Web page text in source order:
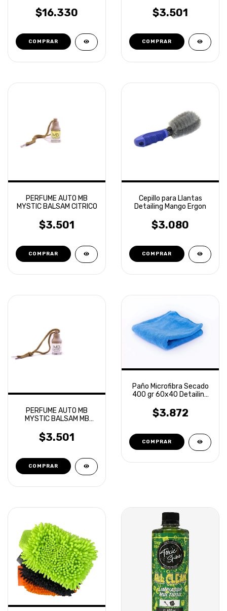
$16.330 $3.501
PERFUME AUTO MB
MYSTIC BALSAM CITRICO
$3.501
Cepillo para Llantas
Detailing Mango Ergon
$3.080
PERFUME AUTO MB
MYSTIC BALSAM MB
$3.501
Paño Microfibra Secado
400 gr 60x40 Detailing
$3.872